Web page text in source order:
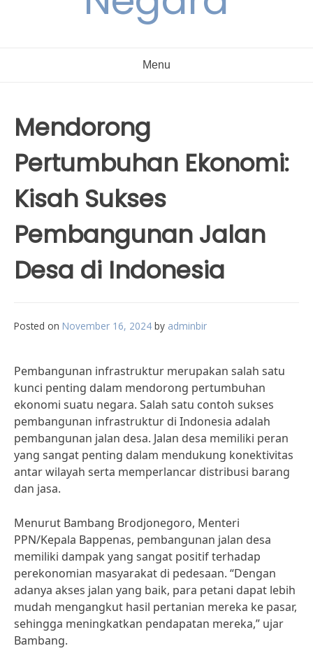
Menu
Mendorong
Pertumbuhan Ekonomi:
Kisah Sukses
Pembangunan Jalan
Desa di Indonesia
Posted on November 16, 2024 by adminbir
Pembangunan infrastruktur merupakan salah satu
kunci penting dalam mendorong pertumbuhan
ekonomi suatu negara. Salah satu contoh sukses
pembangunan infrastruktur di Indonesia adalah
pembangunan jalan desa. Jalan desa memiliki peran
yang sangat penting dalam mendukung konektivitas
antar wilayah serta memperlancar distribusi barang
dan jasa.
Menurut Bambang Brodjonegoro, Menteri
PPN/Kepala Bappenas, pembangunan jalan desa
memiliki dampak yang sangat positif terhadap
perekonomian masyarakat di pedesaan. “Dengan
adanya akses jalan yang baik, para petani dapat lebih
mudah mengangkut hasil pertanian mereka ke pasar,
sehingga meningkatkan pendapatan mereka,” ujar
Bambang.